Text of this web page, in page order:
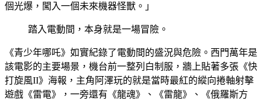
個光爆，闖入一個未來機器怪獸。」
踏入電動間，本身就是一場冒險。
《青少年哪吒》如實紀錄了電動間的盛況與危險。西門萬年是
該電影的主要場景，機台前一整列白制服，牆上貼著多張《快
打旋風II》海報，主角阿澤玩的就是當時最紅的縱向捲軸射擊
遊戲《雷電》，一旁還有《龍魂》、《雷龍》、《俄羅斯方